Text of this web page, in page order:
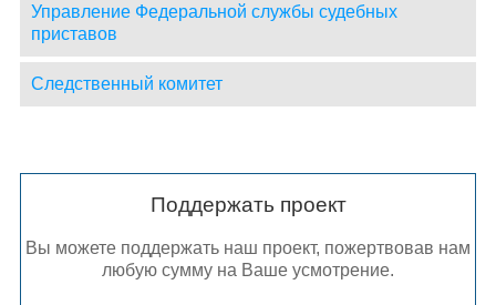
Управление Федеральной службы судебных
приставов
Следственный комитет
Поддержать проект
Вы можете поддержать наш проект, пожертвовав нам
любую сумму на Ваше усмотрение.